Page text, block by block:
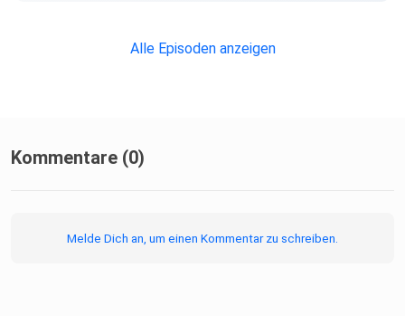
https://zulegerstudio.de/
list=PLobTR3sC6P74j46ICtL_QFPWiUP8xYZjT
Alle Episoden anzeigen
Kommentare (0)
Melde Dich an, um einen Kommentar zu schreiben.